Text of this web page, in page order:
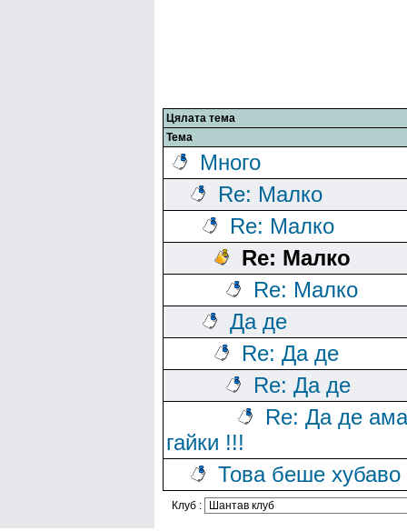
Цялата тема
Тема
Много
Re: Малко
Re: Малко
Re: Малко
Re: Малко
Да де
Re: Да де
Re: Да де
Re: Да де ама
гайки !!!
Това беше хубаво
Клуб :